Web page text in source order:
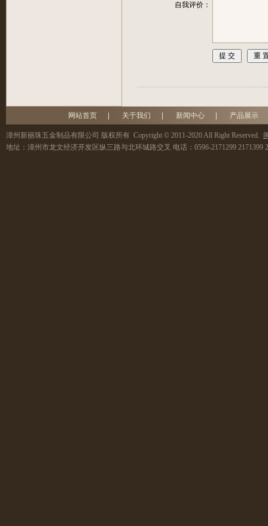
自我评价：
网站首页 关于我们 新闻中心 产品展示
漳州新丽珠五金制品有限公司 版权所有 Copyright © 2011-2020 All Right Reserved.
地址： 漳州市龙文经济开发区纵三路与北环城路交叉 电话： 0596-2171299 2171399